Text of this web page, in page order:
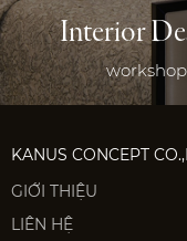
Interior
KANUS CONCEPT
GIỚI THIỆU
LIÊN HỆ